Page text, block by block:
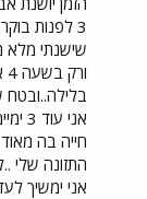
שישנתי מלא
בלילה..ובטח
חייה בה
התזונה שלי
אני ימשיך